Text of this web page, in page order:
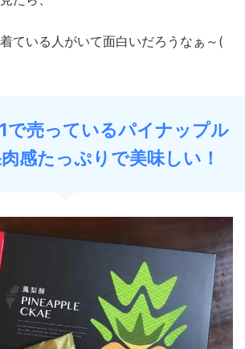
ている人がいて面白いだろうなぁ～(
で売っているパイナップル
感たっぷりで美味しい！